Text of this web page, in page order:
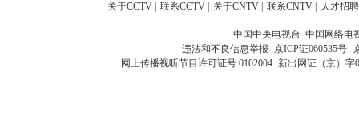
关于CCTV 联系CCTV 关于CNTV 联系CNTV 人才招聘
中国中央电视台 中国网络电
违法和不良信息举报 京ICP证060535号
网上传播视听节目许可证号 0102004 新出网证（京）